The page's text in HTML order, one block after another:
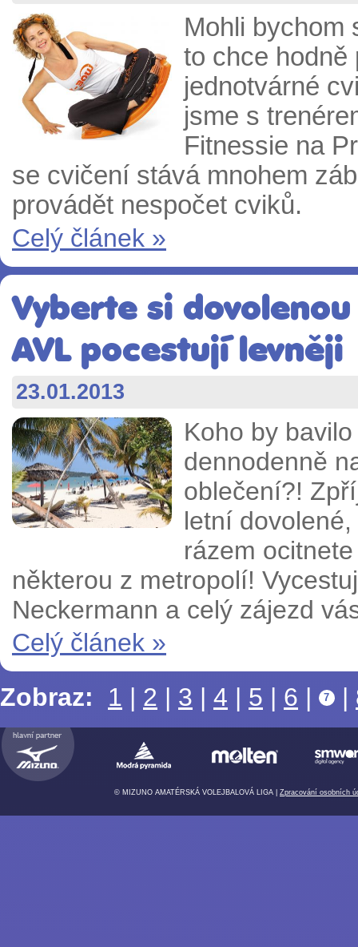
Mohli bychom
to chce hodně
jednotvárné
jsme s
Fitnessie na
se cvičení stává mnohem
provádět nespočet cviků.
Celý článek »
Vyberte si
AVL pocestují levněji
23.01.2013
Koho by
dennodenně
oblečení?!
letní
rázem
některou z metropolí!
Neckermann a celý zájezd
Celý článek »
Zobraz:
1 | 2 | 3 | 4 | 5 | 6 | 7 |
© MIZUNO AMATÉRSKÁ VOLEJBALOVÁ LIGA | Zpracování osobních